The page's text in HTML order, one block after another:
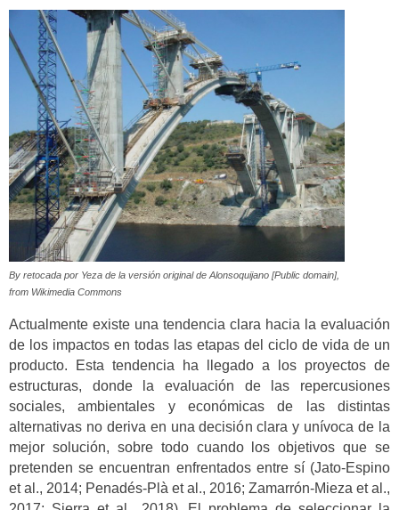
By retocada por Yeza de la versión original de Alonsoquijano [Public domain],
from Wikimedia Commons
Actualmente existe una tendencia clara hacia la evaluación
de los impactos en todas las etapas del ciclo de vida de un
producto. Esta tendencia ha llegado a los proyectos de
estructuras, donde la evaluación de las repercusiones
sociales, ambientales y económicas de las distintas
alternativas no deriva en una decisión clara y unívoca de la
mejor solución, sobre todo cuando los objetivos que se
pretenden se encuentran enfrentados entre sí (Jato-Espino
et al., 2014; Penadés-Plà et al., 2016; Zamarrón-Mieza et al.,